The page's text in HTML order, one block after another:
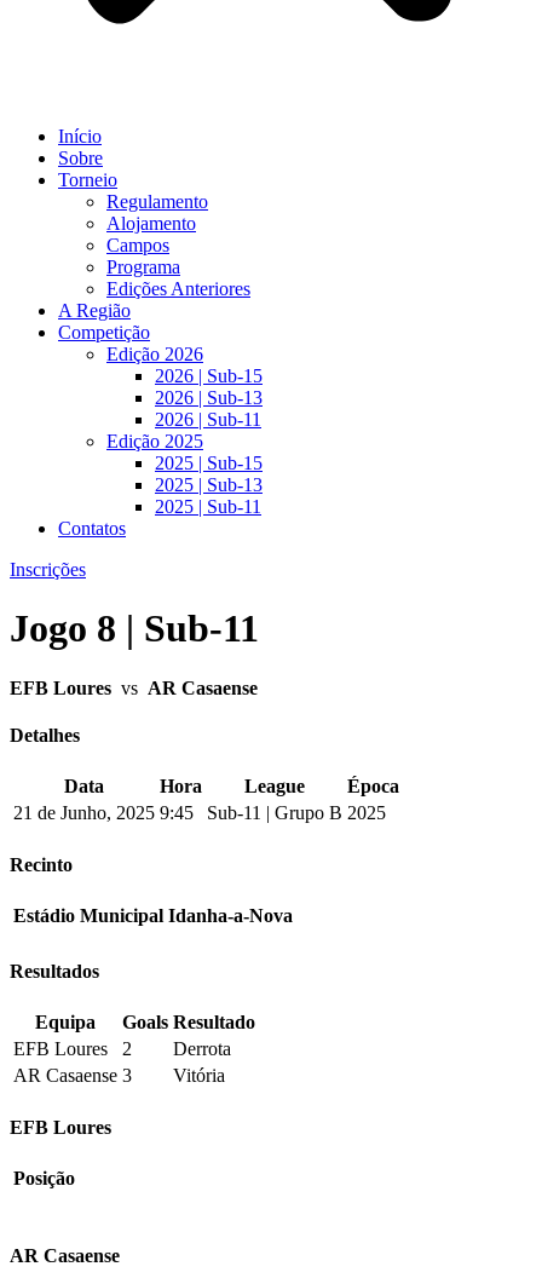
Início
Sobre
Torneio
Regulamento
Alojamento
Campos
Programa
Edições Anteriores
A Região
Competição
Edição 2026
2026 | Sub-15
2026 | Sub-13
2026 | Sub-11
Edição 2025
2025 | Sub-15
2025 | Sub-13
2025 | Sub-11
Contatos
Inscrições
Jogo 8 | Sub-11
EFB Loures vs AR Casaense
Detalhes
Data Hora League
Época
21 de Junho, 2025 9:45 Sub-11 | Grupo B 2025
Recinto
Estádio Municipal Idanha-a-Nova
Resultados
Equipa Goals Resultado
EFB Loures
2
Derrota
AR Casaense 3 Vitória
EFB Loures
Posição
AR Casaense